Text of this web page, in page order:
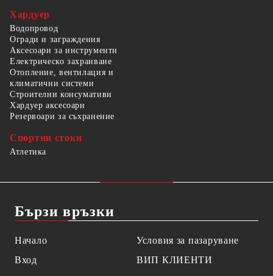
Хардуер
Водопровод
Огради и заграждения
Аксесоари за инструменти
Електрическо захранване
Отопление, вентилация и
климатични системи
Строителни консумативи
Хардуер аксесоари
Резервоари за съхранение
Спортни стоки
Атлетика
Бързи връзки
Начало
Вход
Условия за пазаруване
ВИП КЛИЕНТИ